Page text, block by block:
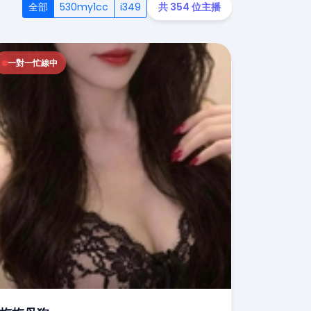
全部 530my1cc i349 共 354 位主播
一對一忙線中